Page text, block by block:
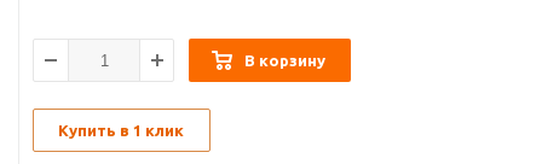
В корзину
Купить в 1 клик